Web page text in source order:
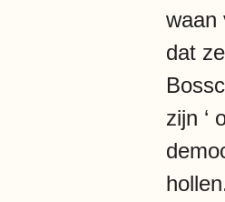
waan
dat
zijn ‘